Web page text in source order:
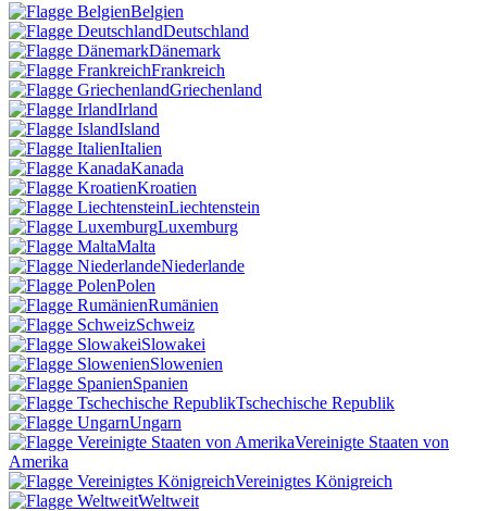
Belgien
Deutschland
Dänemark
Frankreich
Griechenland
Irland
Island
Italien
Kanada
Kroatien
Liechtenstein
Luxemburg
Malta
Niederlande
Polen
Rumänien
Schweiz
Slowakei
Slowenien
Spanien
Tschechische Republik
Ungarn
Vereinigte Staaten von
Amerika
Vereinigtes Königreich
Weltweit